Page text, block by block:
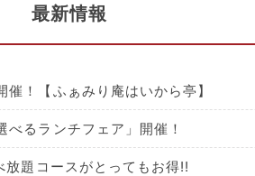
最新情報
！【ふぁみり庵はいから亭】
べるランチフェア」開催！
題コースがとってもお得!!